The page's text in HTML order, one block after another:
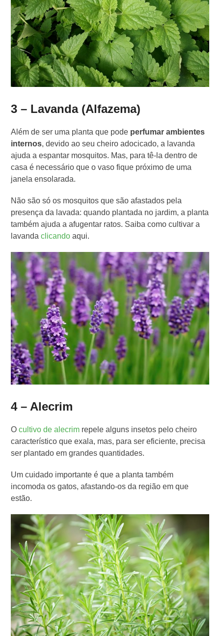
3 – Lavanda (Alfazema)
Além de ser uma planta que pode perfumar ambientes
internos, devido ao seu cheiro adocicado, a lavanda
ajuda a espantar mosquitos. Mas, para tê-la dentro de
casa é necessário que o vaso fique próximo de uma
janela ensolarada.
Não são só os mosquitos que são afastados pela
presença da lavada: quando plantada no jardim, a planta
também ajuda a afugentar ratos. Saiba como cultivar a
lavandaclicandoaqui.
4 – Alecrim
Ocultivo de alecrim repele alguns insetos pelo cheiro
característico que exala, mas, para ser eficiente, precisa
ser plantado em grandes quantidades.
Um cuidado importante é que a planta também
incomoda os gatos, afastando-os da região em que
estão.